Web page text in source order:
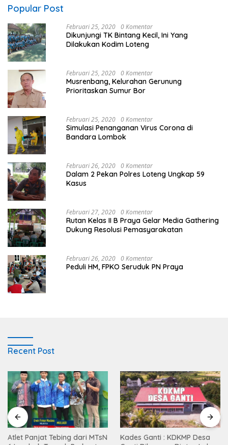
Popular Post
Februari 25, 2020 0 Komentar
Dikunjungi TK Bintang Kecil, Ini Yang
Dilakukan Kodim Loteng
Februari 25, 2020 0 Komentar
Musrenbang, Kelurahan Gerunung
Prioritaskan Sumur Bor
Februari 25, 2020 0 Komentar
Simulasi Penanganan Virus Corona di
Bandara Lombok
Februari 26, 2020 0 Komentar
Dalam 2 Pekan Polres Loteng Ungkap 59
Kasus
Februari 27, 2020 0 Komentar
Rutan Kelas II B Praya Gelar Media Gathering
Dukung Resolusi Pemasyarakatan
Februari 26, 2020 0 Komentar
Peduli HM, FPKO Seruduk PN Praya
Recent Post
Atlet Panjat Tebing dari MTsN
Kades Ganti : KDKMP Desa